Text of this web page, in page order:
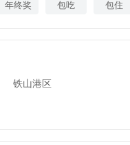
年终奖 包吃 包住
铁山港区